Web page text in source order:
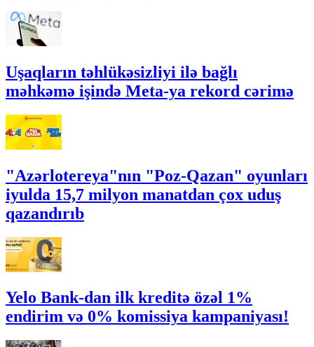
Uşaqların təhlükəsizliyi ilə bağlı
məhkəmə işində Meta-ya rekord cərimə
"Azərlotereya"nın "Poz-Qazan" oyunları
iyulda 15,7 milyon manatdan çox uduş
qazandırıb
Yelo Bank-dan ilk kreditə özəl 1%
endirim və 0% komissiya kampaniyası!